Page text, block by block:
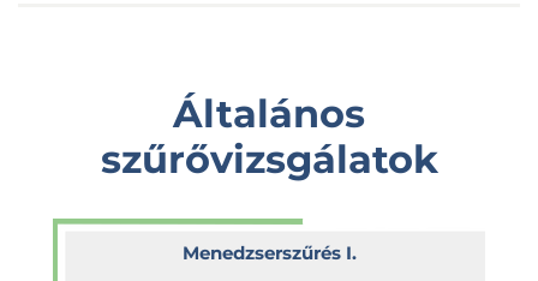
Általános
szűrővizsgálatok
Menedzserszűrés I.